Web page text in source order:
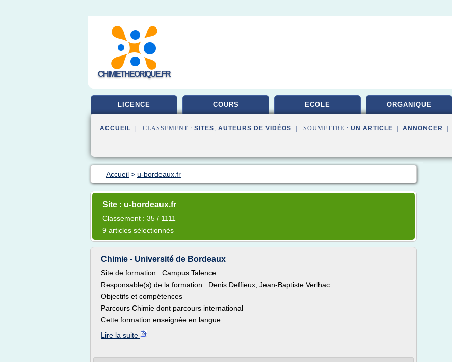
CHIMIETHEORIQUE.FR
LICENCE COURS ECOLE ORGANIQUE
ACCUEIL | CLASSEMENT : SITES, AUTEURS DE VIDÉOS | SOUMETTRE : UN ARTICLE ANNONCER
Accueil > u-bordeaux.fr
Site : u-bordeaux.fr
Classement : 35 / 1111
9 articles sélectionnés
Chimie - Université de Bordeaux
Site de formation : Campus Talence
Responsable(s) de la formation : Denis Deffieux, Jean-Baptiste Verlhac
Objectifs et compétences
Parcours Chimie dont parcours international
Cette formation enseignée en langue...
Lire la suite